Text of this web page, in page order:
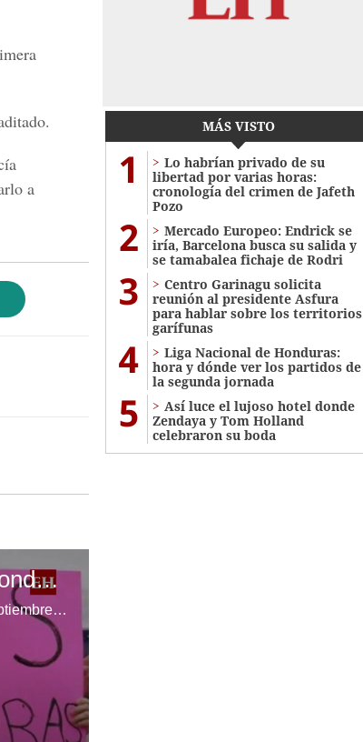
a
Alerta migratoria: EE. UU. elimina TPS para hondureños
Miles de hondureños perderán su protección migratoria en EE. UU. en septiembre de 2025, cuando entre en vigor la medida 60 días después de su publicación oficial.
MÁS VISTO
1
Lo habrían privado de su
libertad por varias horas:
cronología del crimen de Jafeth
Pozo
2
Mercado Europeo: Endrick se
iría, Barcelona busca su salida y
se tamabalea fichaje de Rodri
3
Centro Garinagu solicita
reunión al presidente Asfura
para hablar sobre los territorios
garífunas
4
Liga Nacional de Honduras:
hora y dónde ver los partidos de
la segunda jornada
5
Así luce el lujoso hotel donde
Zendaya y Tom Holland
celebraron su boda